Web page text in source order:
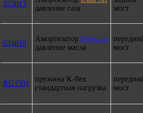
353013
давление газа
мост
634810
Амортизатор Premium
давление масла
мост
RG1591
пружина K-flex
стандартная нагрузка
мост